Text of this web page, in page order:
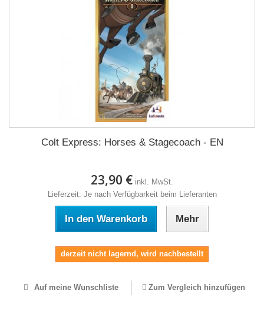
Colt Express: Horses & Stagecoach - EN
23,90 € inkl. MwSt.
Lieferzeit: Je nach Verfügbarkeit beim Lieferanten
In den Warenkorb Mehr
derzeit nicht lagernd, wird nachbestellt
Auf meine Wunschliste Zum Vergleich hinzufügen